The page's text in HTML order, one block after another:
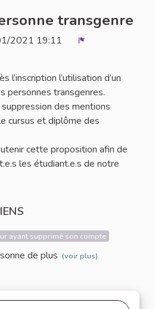
transgenre
2021 19:11
l’inscription l’utilisation d’un
personnes transgenres.
des mentions
cursus et diplôme des
cette proposition afin de
les étudiant.e.s de notre
ayant supprimé son compte
de plus (voir plus)